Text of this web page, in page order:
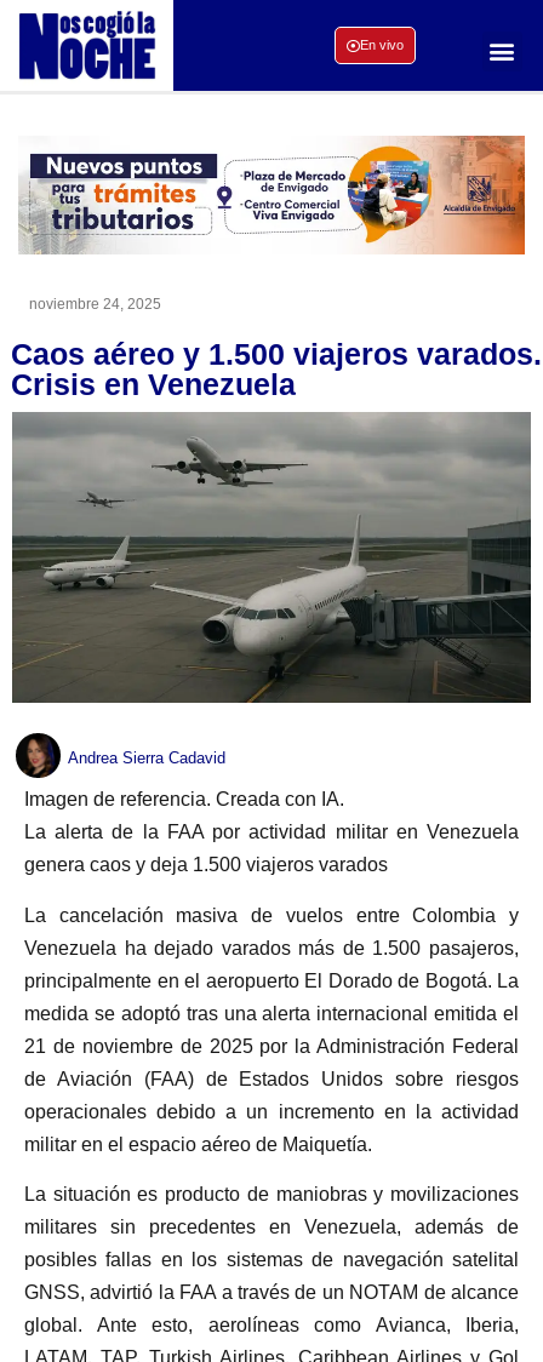
En vivo
noviembre 24, 2025
Caos aéreo y 1.500 viajeros varados.
Crisis en Venezuela
Andrea Sierra Cadavid
Imagen de referencia. Creada con IA.
La alerta de la FAA por actividad militar en Venezuela
genera caos y deja 1.500 viajeros varados
La cancelación masiva de vuelos entre Colombia y
Venezuela ha dejado varados más de 1.500 pasajeros,
principalmente en el aeropuerto El Dorado de Bogotá. La
medida se adoptó tras una alerta internacional emitida el
21 de noviembre de 2025 por la Administración Federal
de Aviación (FAA) de Estados Unidos sobre riesgos
operacionales debido a un incremento en la actividad
militar en el espacio aéreo de Maiquetía.
La situación es producto de maniobras y movilizaciones
militares sin precedentes en Venezuela, además de
posibles fallas en los sistemas de navegación satelital
GNSS, advirtió la FAA a través de un NOTAM de alcance
global. Ante esto, aerolíneas como Avianca, Iberia,
LATAM, TAP, Turkish Airlines, Caribbean Airlines y Gol